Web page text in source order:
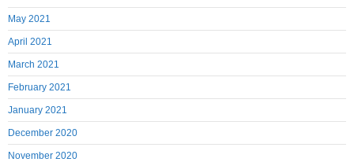
May 2021
April 2021
March 2021
February 2021
January 2021
December 2020
November 2020